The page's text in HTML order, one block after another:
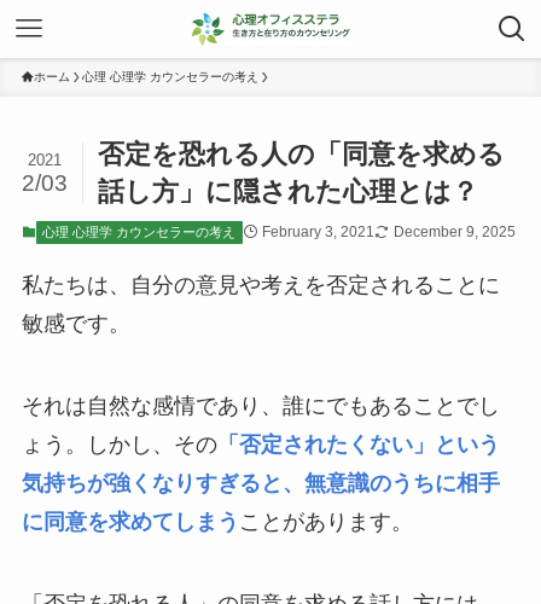
ホーム 心理 心理学 カウンセラーの考え
否定を恐れる人の「同意を求める
話し方」に隠された心理とは？
2021
2/03
心理 心理学 カウンセラーの考え February 3, 2021 December 9, 2025
私たちは、自分の意見や考えを否定されることに
敏感です。
それは自然な感情であり、誰にでもあることでし
ょう。しかし、その「否定されたくない」という
気持ちが強くなりすぎると、無意識のうちに相手
に同意を求めてしまう ことがあります。